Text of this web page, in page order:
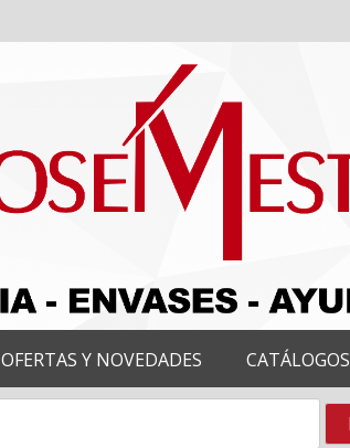
OFERTAS Y NOVEDADES CATÁLOGOS